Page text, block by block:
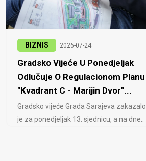
BIZNIS 2026-07-24
Gradsko Vijeće U Ponedjeljak
Odlučuje O Regulacionom Planu
"Kvadrant C - Marijin Dvor"...
Gradsko vijeće Grada Sarajeva zakazalo
je za ponedjeljak 13. sjednicu, a na dne..